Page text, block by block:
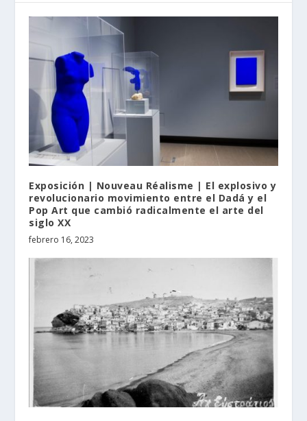
Exposición | Nouveau Réalisme | El explosivo y
revolucionario movimiento entre el Dadá y el
Pop Art que cambió radicalmente el arte del
siglo XX
febrero 16, 2023